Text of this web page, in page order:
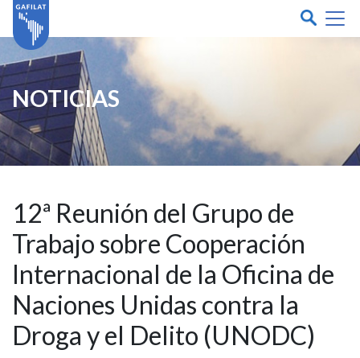
NOTICIAS
12ª Reunión del Grupo de
Trabajo sobre Cooperación
Internacional de la Oficina de
Naciones Unidas contra la
Droga y el Delito (UNODC)